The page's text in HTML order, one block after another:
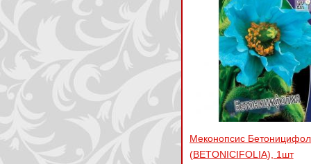
Меконопсис
(BETONICIFOLIA), 1шт